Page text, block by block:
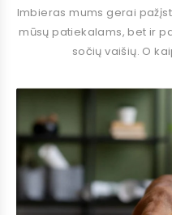
Imbieras mums gerai
mūsų patiekalams, bet ir
sočių vaišių. O